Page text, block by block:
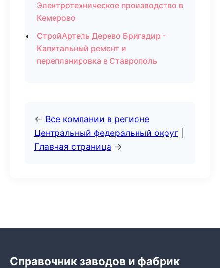
Электротехническое производство в
Кемерово
СтройАртель Дерево Бригадир -
Капитальный ремонт и
перепланировка в Ставрополь
← Все компании в регионе
Центральный федеральный округ
Главная страница →
Справочник заводов и фабрик